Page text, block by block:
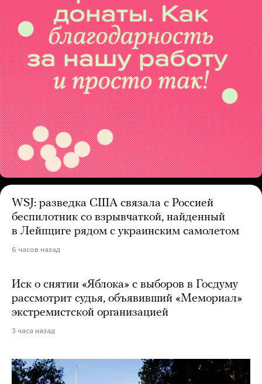
WSJ: разведка США связала с Россией
беспилотник со взрывчаткой, найденный
в Лейпциге рядом с украинским самолетом
6 часов назад
Иск о снятии «Яблока» с выборов в Госдуму
рассмотрит судья, объявивший «Мемориал»
экстремистской организацией
3 часа назад